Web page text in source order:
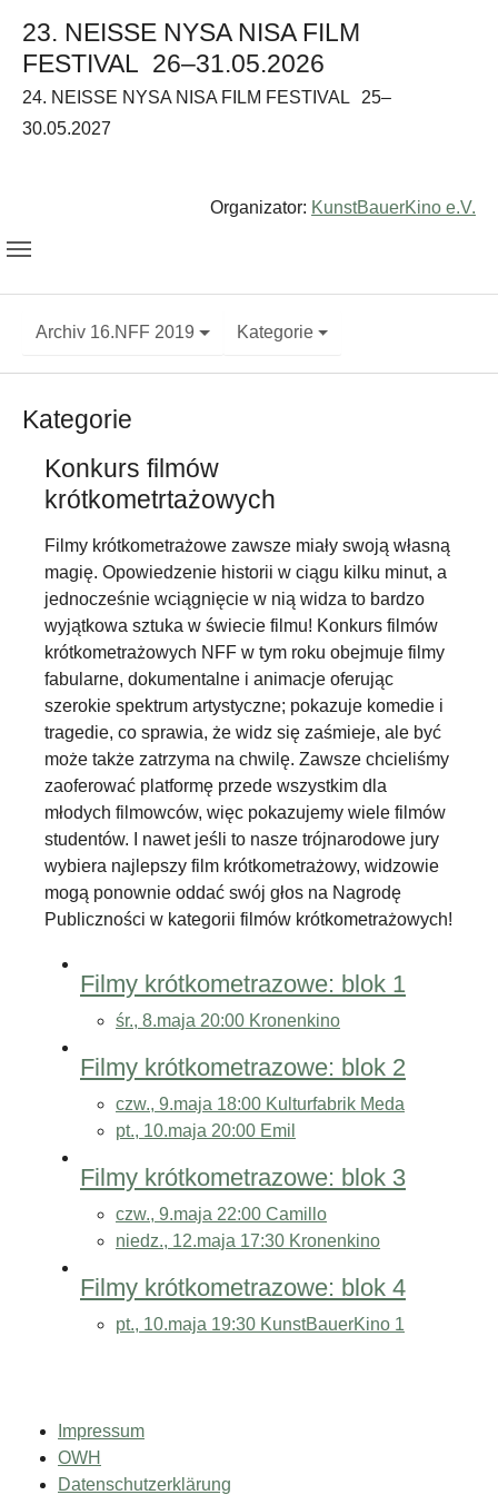
23. NEISSE NYSA NISA FILM
FESTIVAL 26–31.05.2026
24. NEISSE NYSA NISA FILM FESTIVAL
25–
30.05.2027
Organizator: KunstBauerKino e.V.
Archiv 16.NFF 2019 Kategorie
Kategorie
Konkurs filmów
krótkometrtażowych
Filmy krótkometrażowe zawsze miały swoją własną
magię. Opowiedzenie historii w ciągu kilku minut, a
jednocześnie wciągnięcie w nią widza to bardzo
wyjątkowa sztuka w świecie filmu! Konkurs filmów
krótkometrażowych NFF w tym roku obejmuje filmy
fabularne, dokumentalne i animacje oferując
szerokie spektrum artystyczne; pokazuje komedie i
tragedie, co sprawia, że ​​widz się zaśmieje, ale być
może także zatrzyma na chwilę. Zawsze chcieliśmy
zaoferować platformę przede wszystkim dla
młodych filmowców, więc pokazujemy wiele filmów
studentów. I nawet jeśli to nasze trójnarodowe jury
wybiera najlepszy film krótkometrażowy, widzowie
mogą ponownie oddać swój głos na Nagrodę
Publiczności w kategorii filmów krótkometrażowych!
Filmy krótkometrazowe: blok 1
śr., 8.maja 20:00 Kronenkino
Filmy krótkometrazowe: blok 2
czw., 9.maja 18:00 Kulturfabrik Meda
pt., 10.maja 20:00 Emil
Filmy krótkometrazowe: blok 3
czw., 9.maja 22:00 Camillo
niedz., 12.maja 17:30 Kronenkino
Filmy krótkometrazowe: blok 4
pt., 10.maja 19:30 KunstBauerKino 1
Impressum
OWH
Datenschutzerklärung